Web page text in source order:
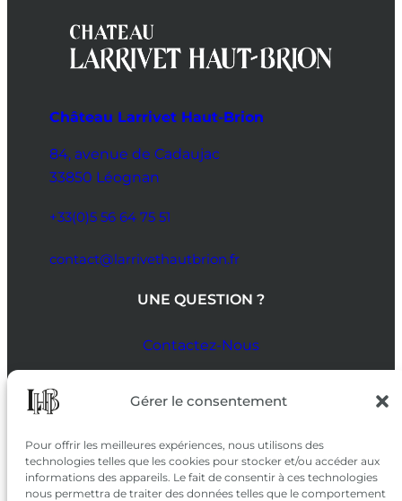
Gérer le consentement
Pour offrir les meilleures expériences, nous utilisons des
technologies telles que les cookies pour stocker et/ou accéder aux
informations des appareils. Le fait de consentir à ces technologies
nous permettra de traiter des données telles que le comportement
Château Larrivet Haut-Brion
84, avenue de Cadaujac
33850 Léognan
+33(0)5 56 64 75 51
contact@larrivethautbrion.fr
UNE QUESTION ?
Contactez-Nous
SUIVEZ-NOUS
SUR LES RÉSEAUX